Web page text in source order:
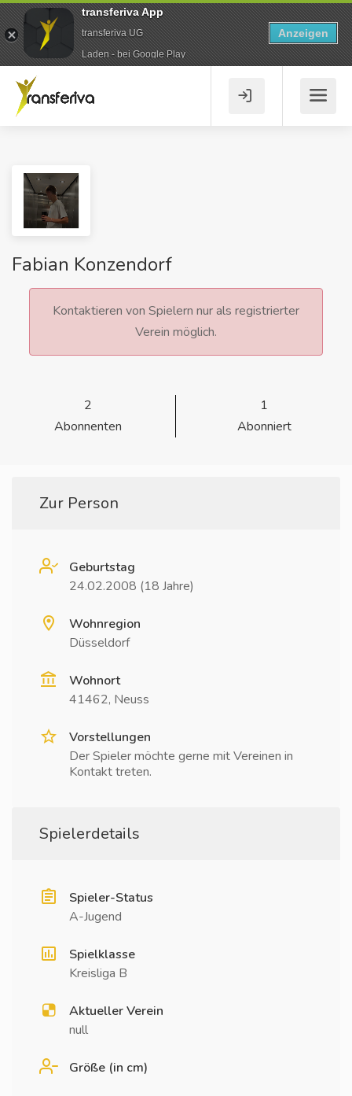
Fabian Konzendorf
Kontaktieren von Spielern nur als registrierter
Verein möglich.
2
Abonnenten
1
Abonniert
Zur Person
Geburtstag
24.02.2008 (18 Jahre)
Wohnregion
Düsseldorf
Wohnort
41462, Neuss
Vorstellungen
Der Spieler möchte gerne mit Vereinen in
Kontakt treten.
Spielerdetails
Spieler-Status
A-Jugend
Spielklasse
Kreisliga B
Aktueller Verein
null
Größe (in cm)
transferiva App
transferiva UG
Laden - bei Google Play
Anzeigen